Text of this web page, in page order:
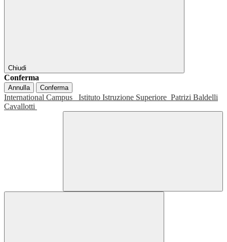
Chiudi
Conferma
Annulla Conferma
International Campus Istituto Istruzione Superiore Patrizi Baldelli
Cavallotti